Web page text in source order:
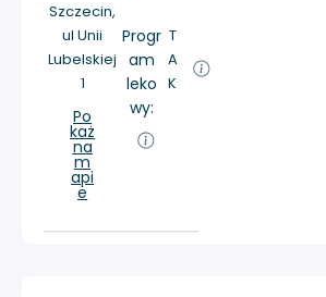
Szczecin,
ul Unii
Lubelskiej
1
Po
każ
na
m
api
e
Progr
am
leko
wy:
T
A
K